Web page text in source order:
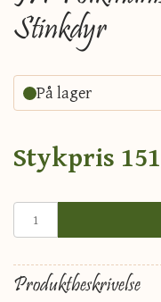
Stinkdyr
På lager
Stykpris
Produktbeskrivelse